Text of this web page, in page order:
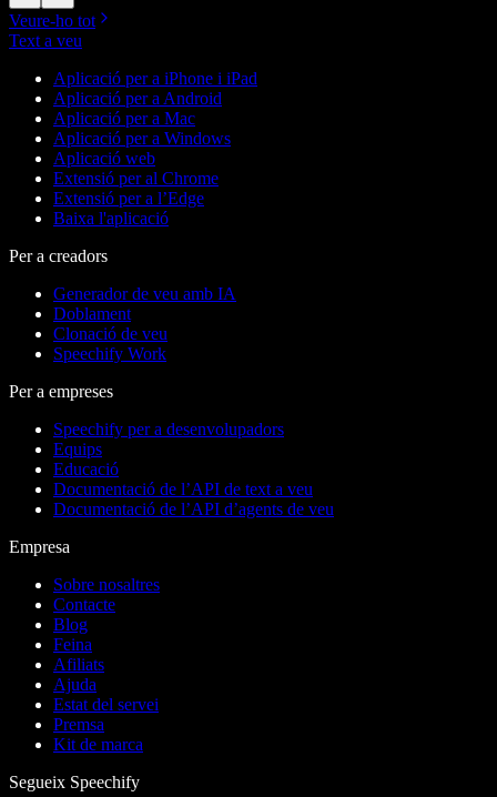
Veure-ho tot
Text a veu
Aplicació per a iPhone i iPad
Aplicació per a Android
Aplicació per a Mac
Aplicació per a Windows
Aplicació web
Extensió per al Chrome
Extensió per a l’Edge
Baixa l'aplicació
Per a creadors
Generador de veu amb IA
Doblament
Clonació de veu
Speechify Work
Per a empreses
Speechify per a desenvolupadors
Equips
Educació
Documentació de l’API de text a veu
Documentació de l’API d’agents de veu
Empresa
Sobre nosaltres
Contacte
Blog
Feina
Afiliats
Ajuda
Estat del servei
Premsa
Kit de marca
Segueix Speechify